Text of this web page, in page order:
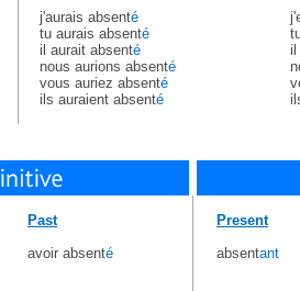
j'aurais absenté
tu aurais absenté
il aurait absenté
nous aurions absenté
vous auriez absenté
ils auraient absenté
il
Past
avoir absenté
Present
absentant